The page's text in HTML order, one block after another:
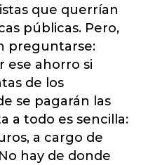
que querrían
públicas. Pero,
preguntarse:
ese ahorro si
de los
se pagarán las
a todo es sencilla:
a cargo de
hay de donde